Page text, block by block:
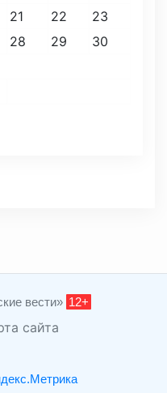
21 22
23
28 29
30
вести» 12+
сайта